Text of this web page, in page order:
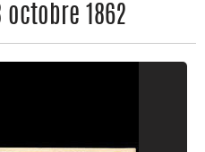
1862